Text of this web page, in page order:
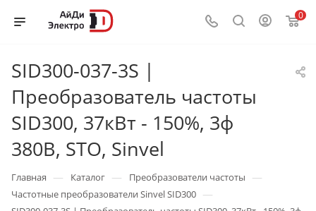
0
SID300-037-3S |
Преобразователь частоты
SID300, 37кВт - 150%, 3ф
380В, STO, Sinvel
Главная — Каталог — Преобразователи частоты —
Частотные преобразователи Sinvel SID300 —